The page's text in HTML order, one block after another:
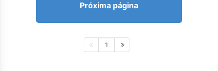
Próxima página
1